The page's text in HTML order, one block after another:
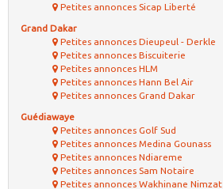
Petites annonces Sicap Liberté
Grand Dakar
Petites annonces Dieupeul - Derkle
Petites annonces Biscuiterie
Petites annonces HLM
Petites annonces Hann Bel Air
Petites annonces Grand Dakar
Guédiawaye
Petites annonces Golf Sud
Petites annonces Medina Gounass
Petites annonces Ndiareme
Petites annonces Sam Notaire
Petites annonces Wakhinane Nimzat